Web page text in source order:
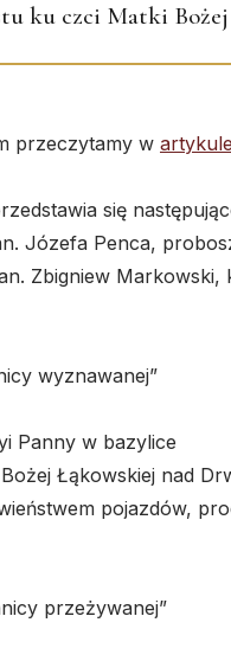
ku czci Matki
przeczytamy w
się
Józefa Penca,
Zbigniew Markowski,
wyznawanej”
Panny w bazylice
Łąkowskiej nad
pojazdów,
przeżywanej”